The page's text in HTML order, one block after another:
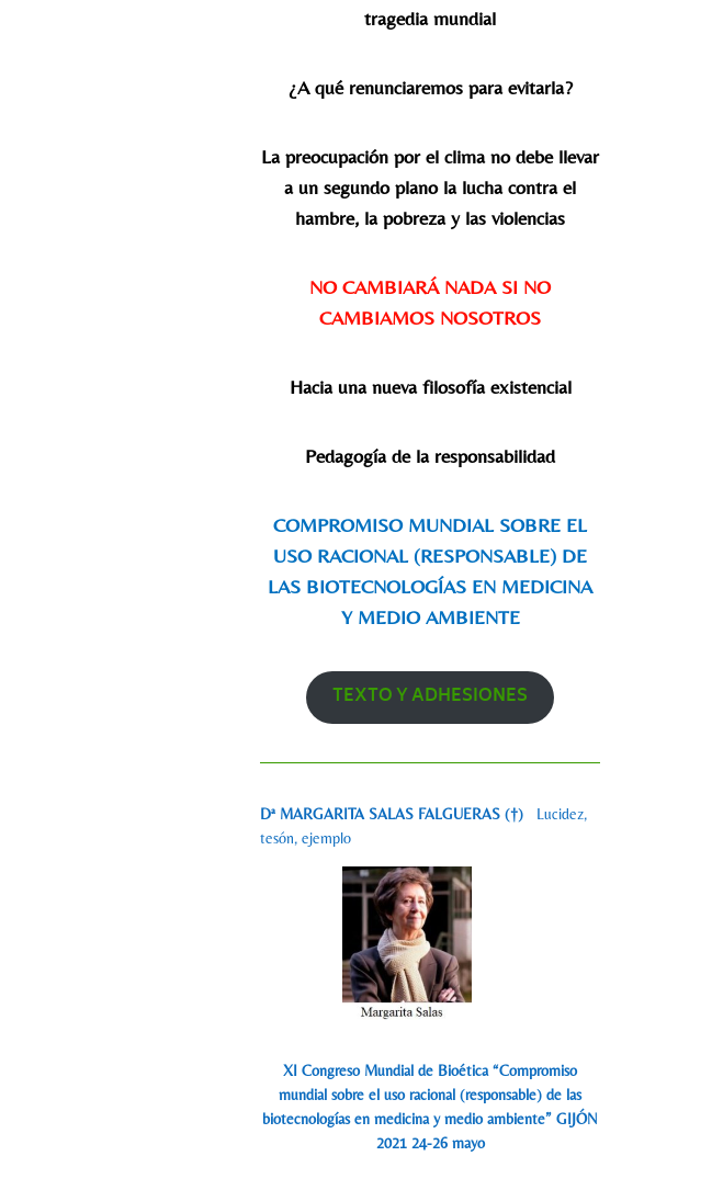
tragedia mundial
¿A qué renunciaremos para evitarla?
La preocupación por el clima no debe llevar
a un segundo plano la lucha contra el
hambre, la pobreza y las violencias
NO CAMBIARÁ NADA SI NO
CAMBIAMOS NOSOTROS
Hacia una nueva filosofía existencial
Pedagogía de la responsabilidad
COMPROMISO MUNDIAL SOBRE EL
USO RACIONAL (RESPONSABLE) DE
LAS BIOTECNOLOGÍAS EN MEDICINA
Y MEDIO AMBIENTE
TEXTO Y ADHESIONES
Dª MARGARITA SALAS FALGUERAS (†) Lucidez,
tesón, ejemplo
XI Congreso Mundial de Bioética “Compromiso
mundial sobre el uso racional (responsable) de las
biotecnologías en medicina y medio ambiente” GIJÓN
2021 24-26 mayo